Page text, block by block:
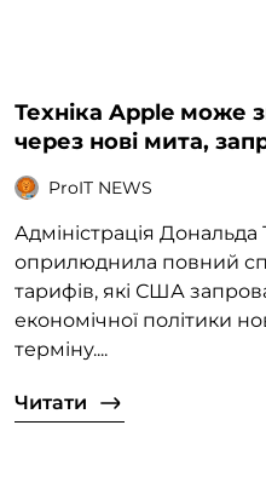
Техніка Apple може
через нові мита,
ProIT NEWS
Адміністрація
оприлюднила повний
тарифів, які США
економічної політики
терміну....
Читати